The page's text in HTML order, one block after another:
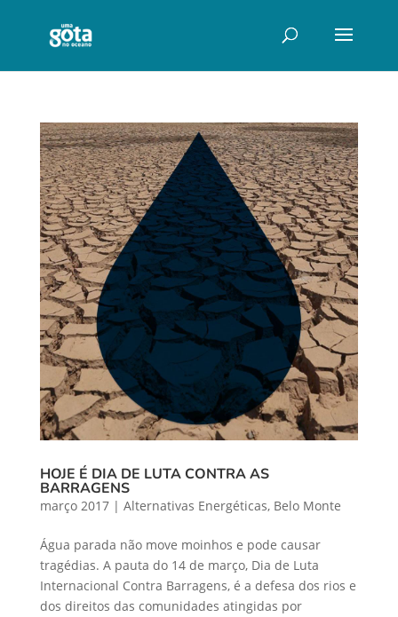
HOJE É DIA DE LUTA CONTRA AS
BARRAGENS
março 2017| Alternativas Energéticas, Belo Monte
Água parada não move moinhos e pode causar
tragédias. A pauta do 14 de março, Dia de Luta
Internacional Contra Barragens, é a defesa dos rios e
dos direitos das comunidades atingidas por